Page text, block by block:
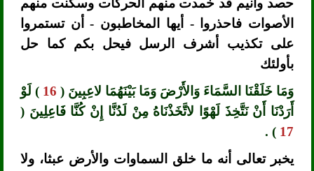
حصد وأنيم قد خمدت منهم الحركات وسكنت منهم
الأصوات فاحذروا - أيها المخاطبون - أن تستمروا
على تكذيب أشرف الرسل فيحل بكم كما حل
بأولئك
وَمَا خَلَقْنَا السَّمَاءَ وَالأَرْضَ وَمَا بَيْنَهُمَا لاعِبِينَ (16
) لَوْ
أَرَدْنَا أَنْ نَتَّخِذَ لَهْوًا لاتَّخَذْنَاهُ مِنْ لَدُنَّا إِنْ كُنَّا فَاعِلِينَ (
17
) .
يخبر تعالى أنه ما خلق السماوات والأرض عبثا، ولا